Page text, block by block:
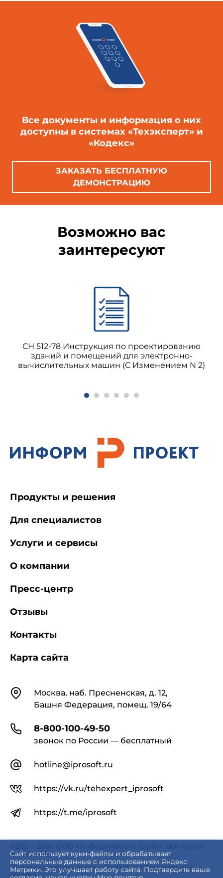
Все документы и информация о них
доступны в системах «Техэксперт» и
«Кодекс»
ЗАКАЗАТЬ БЕСПЛАТНУЮ
ДЕМОНСТРАЦИЮ
Возможно вас
заинтересуют
СН 512-78 Инструкция по проектированию
зданий и помещений для электронно-
вычислительных машин (С Изменением N 2)
Сайт использует куки-файлы и обрабатывает
персональные данные с использованием Яндекс
Метрики. Это улучшает работу сайта. Подтвердите ваше
КонтактыМосква, наб. Пресненская, д. 12,
Башня Федерация, помещ. 19/64
8-800-100-49-50
звонок по России — бесплатный
hotline@iprosoft.ru
https://vk.ru/tehexpert_iprosoft
https://t.me/iprosoft
Продукты и решения
Для специалистов
Услуги и сервисы
О компании
Пресс-центр
Отзывы
Контакты
Карта сайта
©2021 - 2026 ООО «Информпроект Групп». Все права
защищены.
Политика в отношении обработки персональных
данных